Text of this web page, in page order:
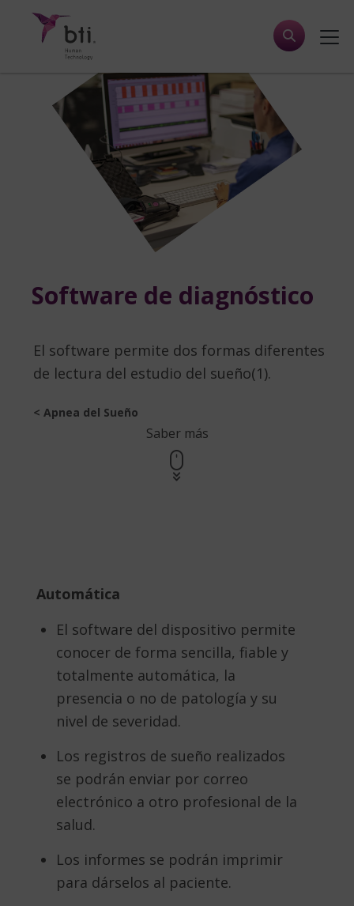
Software de diagnóstico
El software permite dos formas diferentes
de lectura del estudio del sueño(1).
< Apnea del Sueño
Saber más
Automática
El software del dispositivo permite
conocer de forma sencilla, fiable y
totalmente automática, la
presencia o no de patología y su
nivel de severidad.
Los registros de sueño realizados
se podrán enviar por correo
electrónico a otro profesional de la
salud.
Los informes se podrán imprimir
para dárselos al paciente.